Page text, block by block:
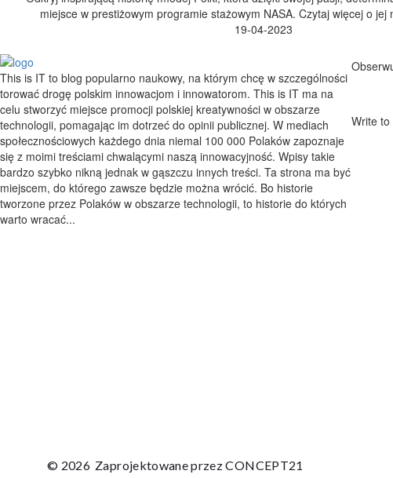
miejsce w prestiżowym programie stażowym NASA. Czytaj więcej o jej
19-04-2023
This is IT to blog popularno naukowy, na którym chcę w szczególności
torować drogę polskim innowacjom i innowatorom. This is IT ma na
celu stworzyć miejsce promocji polskiej kreatywności w obszarze
technologii, pomagając im dotrzeć do opinii publicznej. W mediach
społecznościowych każdego dnia niemal 100 000 Polaków zapoznaje
się z moimi treściami chwalącymi naszą innowacyjność. Wpisy takie
bardzo szybko nikną jednak w gąszczu innych treści. Ta strona ma być
miejscem, do którego zawsze będzie można wrócić. Bo historie
tworzone przez Polaków w obszarze technologii, to historie do których
warto wracać...
Write to
© 2026 Zaprojektowane przezCONCEPT21